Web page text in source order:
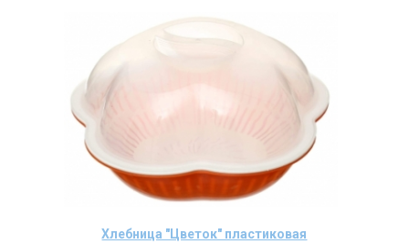
Хлебница "Цветок" пластиковая